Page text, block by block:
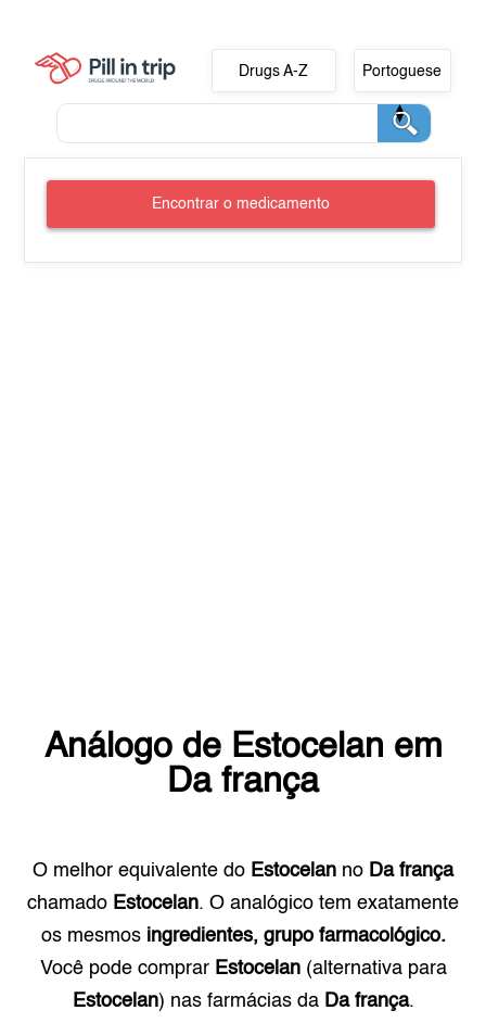
Drugs A-Z Portoguese
Encontrar o medicamento
Análogo de Estocelan em
Da frança
O melhor equivalente do Estocelan no Da frança
chamado Estocelan. O analógico tem exatamente
os mesmos ingredientes, grupo farmacológico.
Você pode comprar Estocelan(alternativa para
Estocelan) nas farmácias da Da frança.